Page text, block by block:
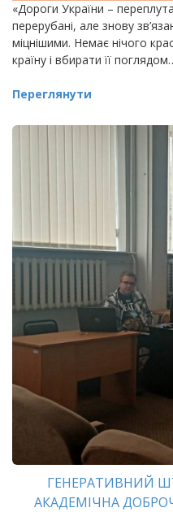
«Дороги України –
перерубані, але знову
міцнішими. Немає нічого
країну і вбирати її
Переглянути
ГЕНЕРАТИВНИЙ
АКАДЕМІЧНА